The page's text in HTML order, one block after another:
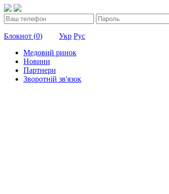
Блокнот (0) Укр Рус
Медовий ринок
Новини
Партнери
Зворотній зв'язок